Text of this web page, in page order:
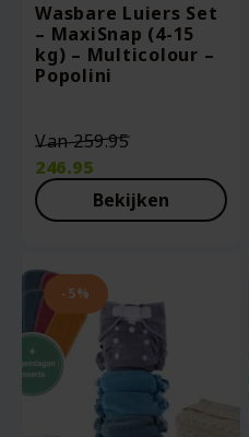
Wasbare Luiers Set
– MaxiSnap (4-15
kg) – Multicolour –
Popolini
Van259.95
was:
€259.95.
246.95
Huidige
prijs
Bekijken
-5%